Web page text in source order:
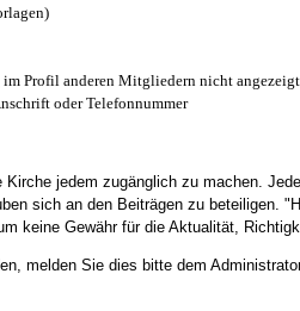
Profil anderen Mitgliedern nicht angezeigt.
oder Telefonnummer
jedem zugänglich zu machen.
sich an den Beiträgen zu beteiligen.
keine Gewähr für die Aktualität,
melden Sie dies bitte dem